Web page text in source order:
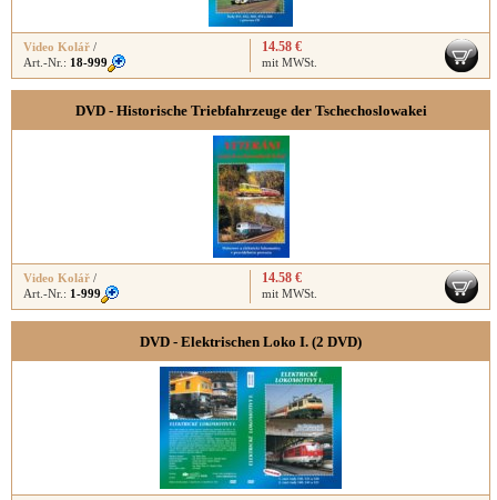
Video Kolář /
Art.-Nr.: 18-999
14.58 €
mit MWSt.
DVD - Historische Triebfahrzeuge der Tschechoslowakei
Video Kolář /
Art.-Nr.: 1-999
14.58 €
mit MWSt.
DVD - Elektrischen Loko I. (2 DVD)